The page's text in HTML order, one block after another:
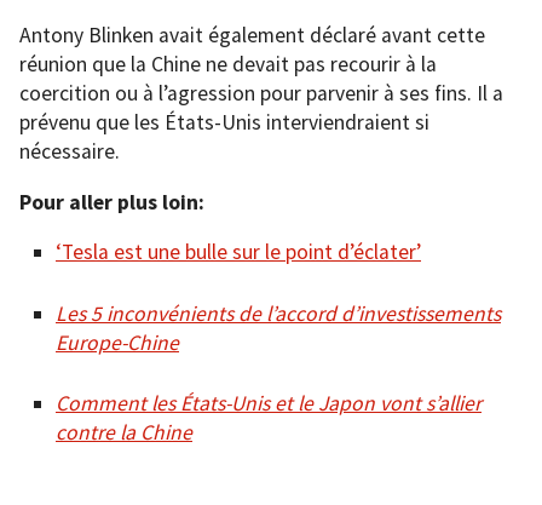
Antony Blinken avait également déclaré avant cette
réunion que la Chine ne devait pas recourir à la
coercition ou à l’agression pour parvenir à ses fins. Il a
prévenu que les États-Unis interviendraient si
nécessaire.
Pour aller plus loin:
‘Tesla est une bulle sur le point d’éclater’
Les 5 inconvénients de l’accord d’investissements
Europe-Chine
Comment les États-Unis et le Japon vont s’allier
contre la Chine